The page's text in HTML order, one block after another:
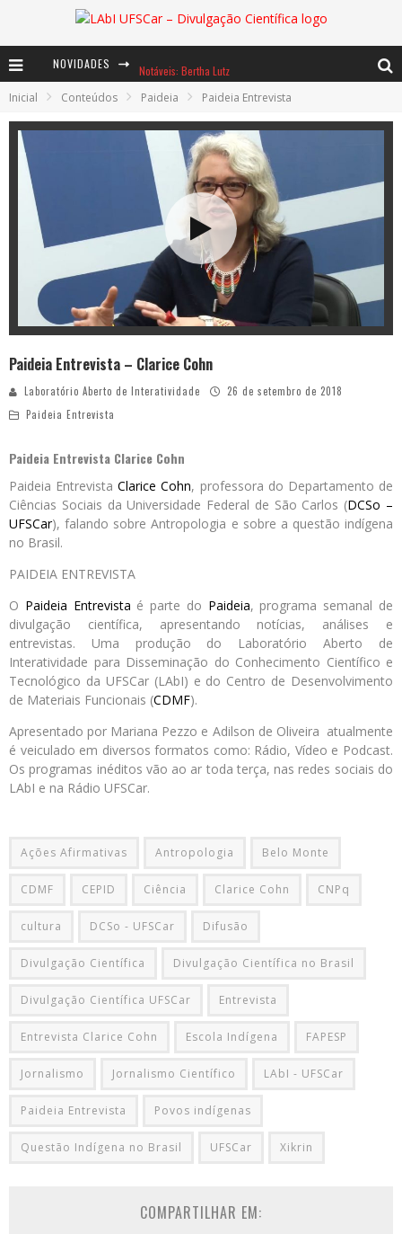
NOVIDADES Notáveis: Bertha Lutz
Ents: a voz das florestas
Inicial Conteúdos Paideia Paideia Entrevista
Paideia Entrevista – Clarice Cohn
Laboratório Aberto de Interatividade
26 de setembro de 2018
Paideia Entrevista
Paideia Entrevista Clarice Cohn
Paideia EntrevistaClarice Cohn, professora do Departamento de
Ciências Sociais da Universidade Federal de São Carlos (DCSo –
UFSCar), falando sobre Antropologia e sobre a questão indígena
no Brasil.
PAIDEIA ENTREVISTA
O Paideia Entrevista é parte do Paideia, programa semanal de
divulgação científica, apresentando notícias, análises e
entrevistas. Uma produção do Laboratório Aberto de
Interatividade para Disseminação do Conhecimento Científico e
Tecnológico da UFSCar (LAbI) e do Centro de Desenvolvimento
de Materiais Funcionais (CDMF).
Apresentado por Mariana Pezzo e Adilson de Oliveira atualmente
é veiculado em diversos formatos como: Rádio, Vídeo e Podcast.
Os programas inéditos vão ao ar toda terça, nas redes sociais do
LAbI e na Rádio UFSCar.
Ações Afirmativas Antropologia Belo Monte
CDMF CEPID Ciência Clarice Cohn CNPq
cultura DCSo - UFSCar Difusão
Divulgação Científica Divulgação Científica no Brasil
Divulgação Científica UFSCar Entrevista
Entrevista Clarice Cohn Escola Indígena FAPESP
Jornalismo Jornalismo Científico LAbI - UFSCar
Paideia Entrevista Povos indígenas
Questão Indígena no Brasil UFSCar Xikrin
COMPARTILHAR EM: